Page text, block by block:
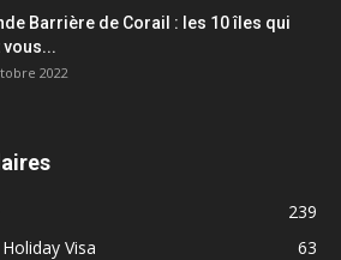
Barrière de Corail : les 10 îles qui
vous...
2022
239
Visa
63